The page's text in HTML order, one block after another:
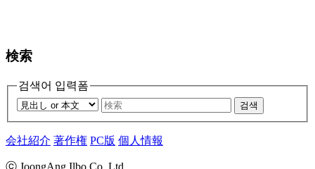
検索
검색어 입력폼
검색
会社紹介 著作権 PC版 個人情報